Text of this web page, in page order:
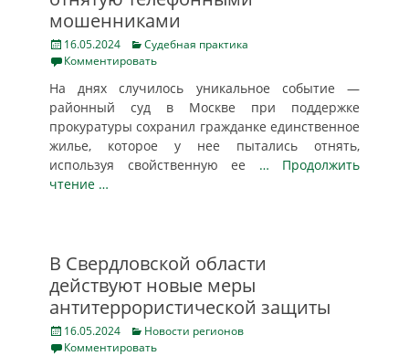
мошенниками
Posted
on
16.05.2024 Categories
Судебная практика
Комментировать
На днях случилось уникальное событие —
районный суд в Москве при поддержке
прокуратуры сохранил гражданке единственное
жилье, которое у нее пытались отнять,
используя свойственную ее … Продолжить
чтение …
В Свердловской области
действуют новые меры
антитеррористической защиты
Posted
on
16.05.2024 Categories
Новости регионов
Комментировать